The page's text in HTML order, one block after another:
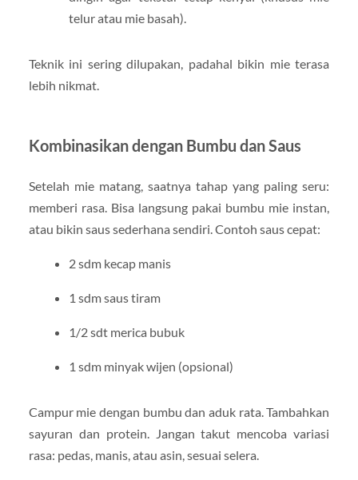
telur atau mie basah).
Teknik ini sering dilupakan, padahal bikin mie terasa
lebih nikmat.
Kombinasikan dengan Bumbu dan Saus
Setelah mie matang, saatnya tahap yang paling seru:
memberi rasa. Bisa langsung pakai bumbu mie instan,
atau bikin saus sederhana sendiri. Contoh saus cepat:
2 sdm kecap manis
1 sdm saus tiram
1/2 sdt merica bubuk
1 sdm minyak wijen (opsional)
Campur mie dengan bumbu dan aduk rata. Tambahkan
sayuran dan protein. Jangan takut mencoba variasi
rasa: pedas, manis, atau asin, sesuai selera.